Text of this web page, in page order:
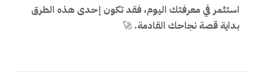
استثمر في معرفتك اليوم، فقد تكون إحدى هذه الطرق
بداية قصة نجاحك القادمة. 🚀